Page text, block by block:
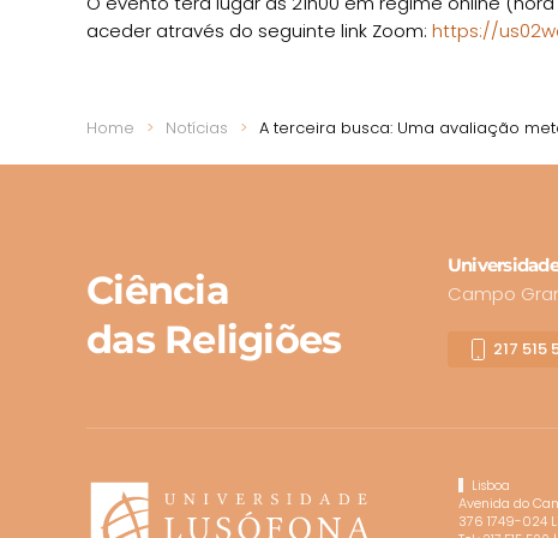
aceder através do seguinte link Zoom: https://
Home Notícias A terceira busca: Uma avaliação
Ciência
das Religiões
Campo
217 515
Lisboa
Avenida do
376 1749-024